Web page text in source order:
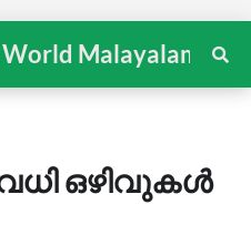
Malayalam
ഒഴിവുകൾ